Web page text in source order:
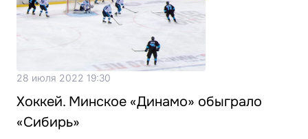
28 июля 2022 19:30
Хоккей. Минское «Динамо» обыграло
«Сибирь»